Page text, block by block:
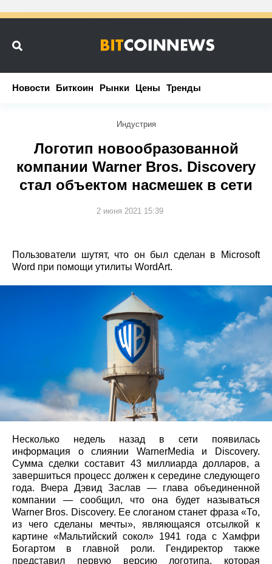
Новости Биткоин Рынки Цены Тренды
Новости Биткоин Рынки Цены Тренды
Индустрия
Логотип новообразованной
компании Warner Bros. Discovery
стал объектом насмешек в сети
2 июня 2021 15:39
Пользователи шутят, что он был сделан в Microsoft
Word при помощи утилиты WordArt.
Несколько недель назад в сети появилась
информация о слиянии WarnerMedia и Discovery.
Сумма сделки составит 43 миллиарда долларов, а
завершиться процесс должен к середине следующего
года. Вчера Дэвид Заслав — глава объединенной
компании — сообщил, что она будет называться
Warner Bros. Discovery. Ее слоганом станет фраза «То,
из чего сделаны мечты», являющаяся отсылкой к
картине «Мальтийский сокол» 1941 года с Хамфри
Богартом в главной роли. Гендиректор также
представил первую версию логотипа, которая